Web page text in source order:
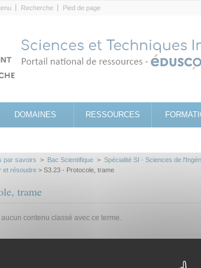
Recherche Pied de page
DOMAINES RESSOURCES
par savoirs > Bac Scientifique > Spécialité SI - Sciences de
et résoudre > S3.23 - Protocole, trame
trame
aucun contenu classé avec ce terme.